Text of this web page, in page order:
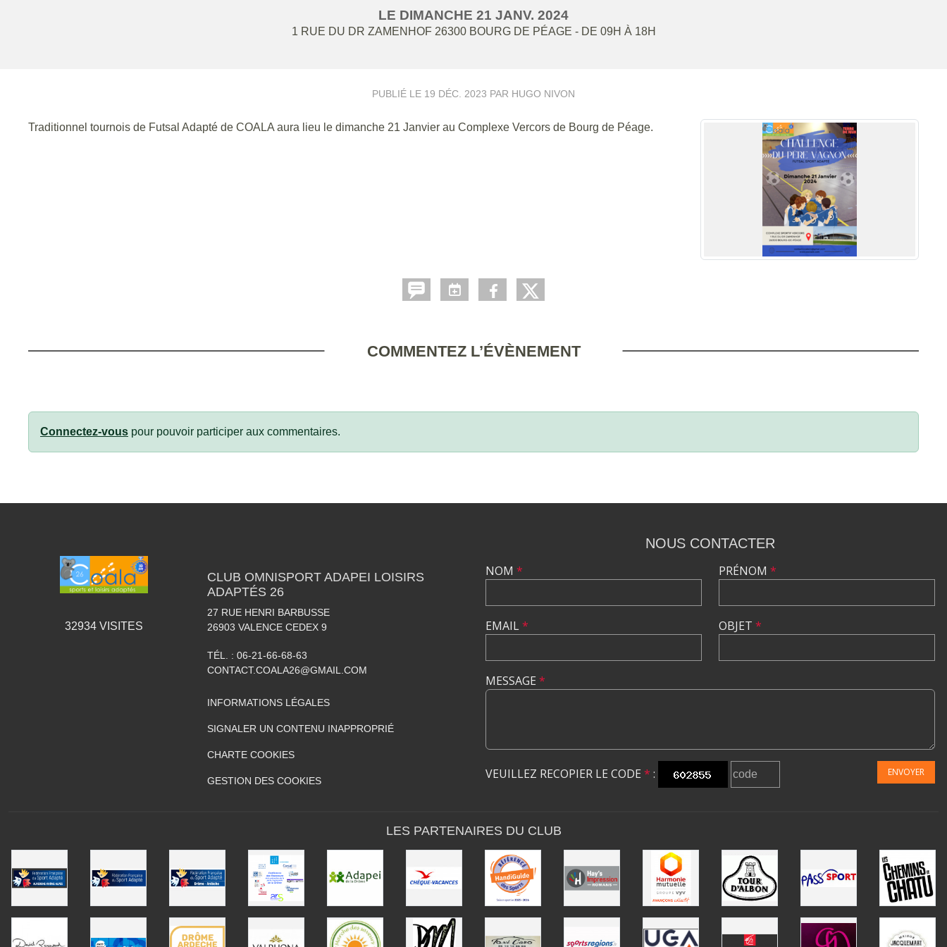
LE DIMANCHE 21 JANV. 2024
1 RUE DU DR ZAMENHOF 26300 BOURG DE PÉAGE - DE 09H À 18H
PUBLIÉ LE 19 DÉC. 2023 PAR HUGO NIVON
Traditionnel tournois de Futsal Adapté de COALA aura lieu le dimanche 21 Janvier au Complexe Vercors de Bourg de Péage.
COMMENTEZ L’ÉVÈNEMENT
Connectez-vous pour pouvoir participer aux commentaires.
32934VISITES
CLUB OMNISPORT ADAPEI LOISIRS
ADAPTÉS 26
27 RUE HENRI BARBUSSE
26903 VALENCE CEDEX 9
TÉL. : 06-21-66-68-63
CONTACT.COALA26@GMAIL.COM
INFORMATIONS LÉGALES
SIGNALER UN CONTENU INAPPROPRIÉ
CHARTE COOKIES
GESTION DES COOKIES
NOUS CONTACTER
NOM *
EMAIL*
PRÉNOM *
OBJET *
MESSAGE *
VEUILLEZ RECOPIER LE CODE * : ENVOYER
LES PARTENAIRES DU CLUB